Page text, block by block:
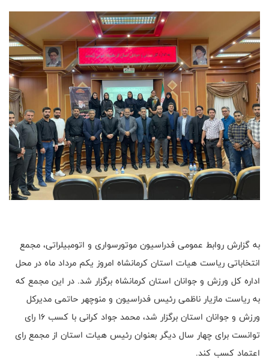
به گزارش روابط عمومی فدراسیون موتورسواری و اتومبیلراتی، مجمع
انتخاباتی ریاست هیات استان کرمانشاه امروز یکم مرداد ماه در محل
اداره کل ورزش و جوانان استان کرمانشاه برگزار شد. در این مجمع که
به ریاست مازیار ناظمی رئیس فدراسیون و منوچهر حاتمی مدیرکل
ورزش و جوانان استان برگزار شد، محمد جواد کرانی با کسب ۱۶ رای
توانست برای چهار سال دیگر بعنوان رئیس هیات استان از مجمع رای
اعتماد کسب کند.